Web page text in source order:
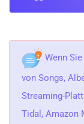
Wenn
von Songs,
Streaming-
Tidal, Amazon